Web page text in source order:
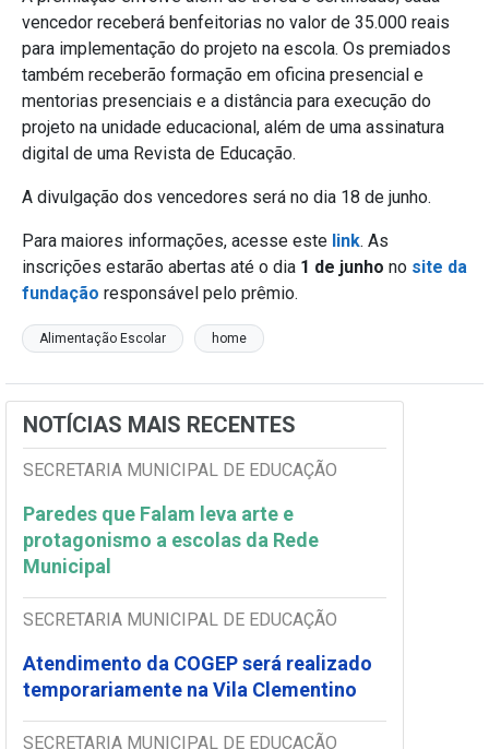
vencedor receberá benfeitorias no valor de 35.000 reais
para implementação do projeto na escola. Os premiados
também receberão formação em oficina presencial e
mentorias presenciais e a distância para execução do
projeto na unidade educacional, além de uma assinatura
digital de uma Revista de Educação.
A divulgação dos vencedores será no dia 18 de junho.
Para maiores informações, acesse este link. As
inscrições estarão abertas até o dia 1 de junho no site da
fundação responsável pelo prêmio.
Alimentação Escolar home
NOTÍCIAS MAIS RECENTES
SECRETARIA MUNICIPAL DE EDUCAÇÃO
Paredes que Falam leva arte e
protagonismo a escolas da Rede
Municipal
SECRETARIA MUNICIPAL DE EDUCAÇÃO
Atendimento da COGEP será realizado
temporariamente na Vila Clementino
SECRETARIA MUNICIPAL DE EDUCAÇÃO